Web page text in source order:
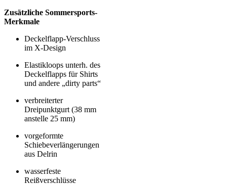
Zusätzliche Sommersports-
Merkmale
Deckelflapp-Verschluss
im X-Design
Elastikloops unterh. des
Deckelflapps für Shirts
und andere „dirty parts“
verbreiterter
Dreipunktgurt (38 mm
anstelle 25 mm)
vorgeformte
Schiebeverlängerungen
aus Delrin
wasserfeste
Reißverschlüsse